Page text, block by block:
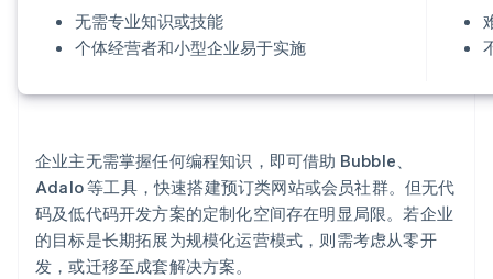
无需专业知识或技能
个体经营者和小型企业易于实施
企业主无需掌握任何编程知识，即可借助 Bubble、
Adalo 等工具，快速搭建预订类网站或会员社群。但无代
码及低代码开发方案的定制化空间存在明显局限。若企业
的目标是长期拓展为规模化运营模式，则需考虑从零开
发，或迁移至成套解决方案。